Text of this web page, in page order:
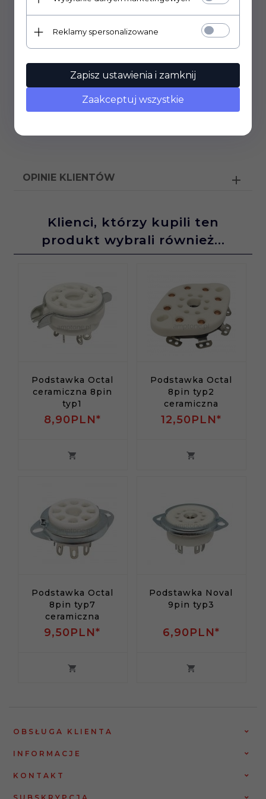
Parametry:
Robc - 4R, 8R, 16R
pasmo: 40Hz - 35kHz (+/-3dB)
OPINIE KLIENTÓW
Klienci, którzy kupili ten
produkt wybrali również...
Podstawka Octal
ceramiczna 8pin
typ1
8,90PLN*
Podstawka Octal
8pin typ2
ceramiczna
12,50PLN*
Podstawka Octal
8pin typ7
ceramiczna
9,50PLN*
Podstawka Noval
9pin typ3
6,90PLN*
OBSŁUGA KLIENTA
INFORMACJE
KONTAKT
Reklamy spersonalizowane
Zapisz ustawienia i zamknij
Zaakceptuj wszystkie